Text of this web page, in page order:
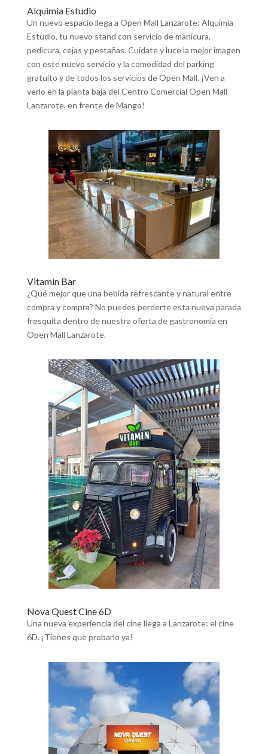
Alquimia Estudio
Un nuevo espacio llega a Open Mall Lanzarote: Alquimia
Estudio, tu nuevo stand con servicio de manicura,
pedicura, cejas y pestañas. Cuídate y luce la mejor imagen
con este nuevo servicio y la comodidad del parking
gratuito y de todos los servicios de Open Mall. ¡Ven a
verlo en la planta baja del Centro Comercial Open Mall
Lanzarote, en frente de Mango!
Vitamin Bar
¿Qué mejor que una bebida refrescante y natural entre
compra y compra? No puedes perderte esta nueva parada
fresquita dentro de nuestra oferta de gastronomía en
Open Mall Lanzarote.
Nova Quest Cine 6D
Una nueva experiencia del cine llega a Lanzarote: el cine
6D. ¡Tienes que probarlo ya!